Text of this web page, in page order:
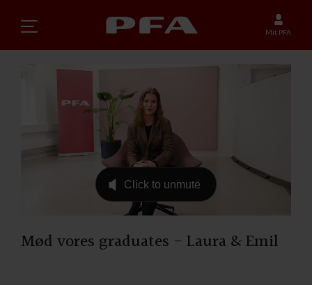
Mit PFA
Mød vores graduates - Laura & Emil